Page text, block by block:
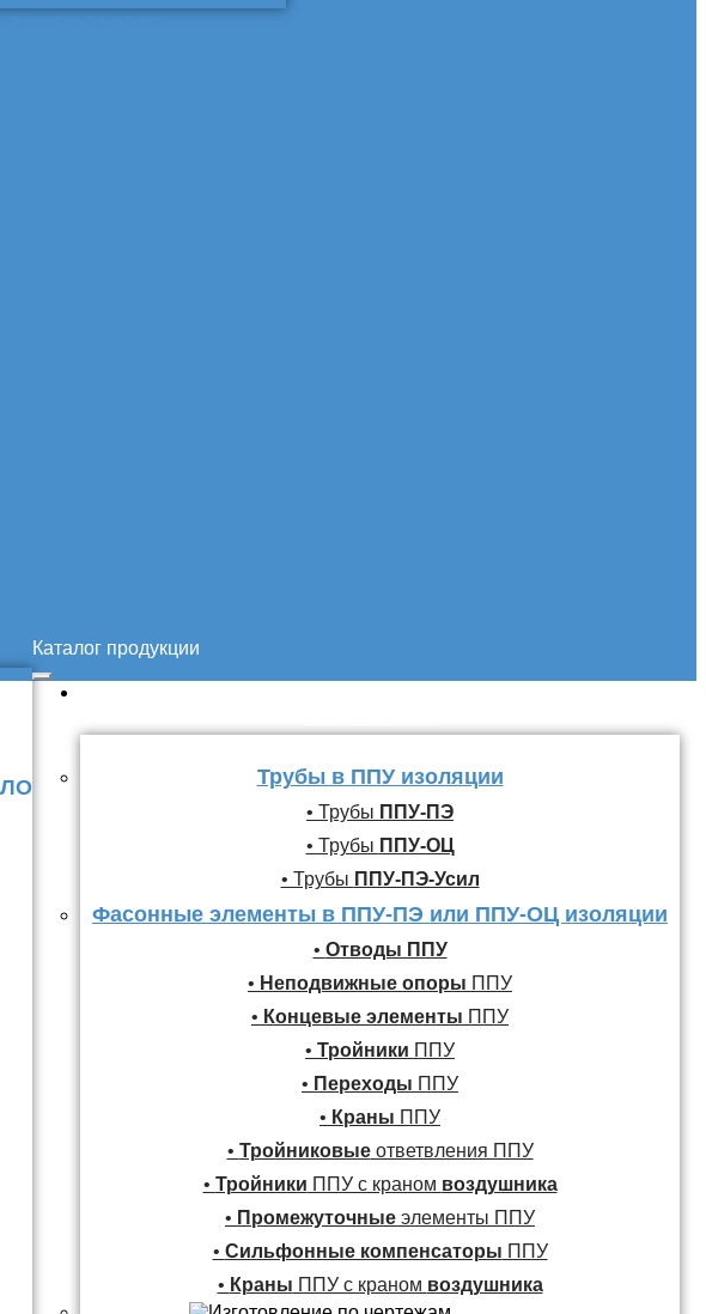
Каталог продукции
Трубы в ППУ изоляции
• Трубы ППУ-ПЭ
• Трубы ППУ-ОЦ
• Трубы ППУ-ПЭ-Усил
Фасонные элементы в ППУ-ПЭ или ППУ-ОЦ изоляции
• Отводы ППУ
• Неподвижные опоры ППУ
• Концевые элементы ППУ
• Тройники ППУ
• Переходы ППУ
• Краны ППУ
• Тройниковыеответвления ППУ
• Тройники ППУ с краном воздушника
• Промежуточные элементы ППУ
• Сильфонные компенсаторы ППУ
• Краны ППУ с краном воздушника